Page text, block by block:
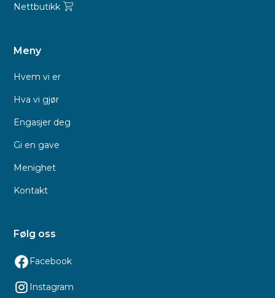
Nettbutikk
Meny
Hvem vi er
Hva vi gjør
Engasjer deg
Gi en gave
Menighet
Kontakt
Følg oss
Facebook
Instagram